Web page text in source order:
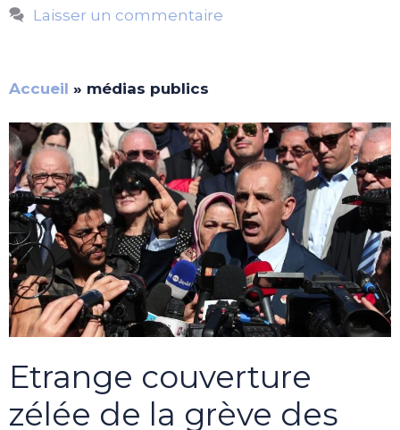
Laisser un commentaire
Accueil » médias publics
Etrange couverture
zélée de la grève des